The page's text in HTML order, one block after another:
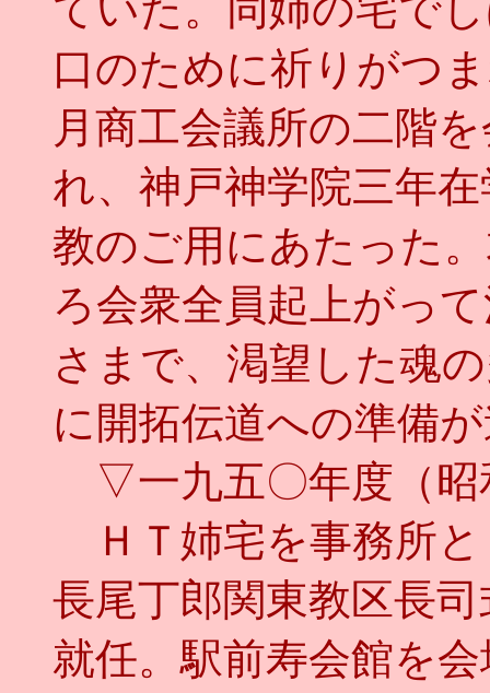
口のために祈りがつ
月商工会議所の二階
れ、神戸神学院三年
教のご用にあたった
ろ会衆全員起上がっ
さまで、渇望した魂
に開拓伝道への準備
▽一九五〇年度（昭
ＨＴ姉宅を事務所と
長尾丁郎関東教区長
就任。駅前寿会館を